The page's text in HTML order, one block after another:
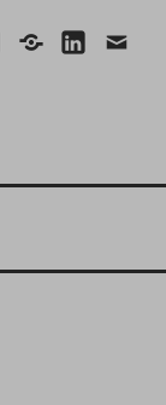
Xing Linkedin
E-